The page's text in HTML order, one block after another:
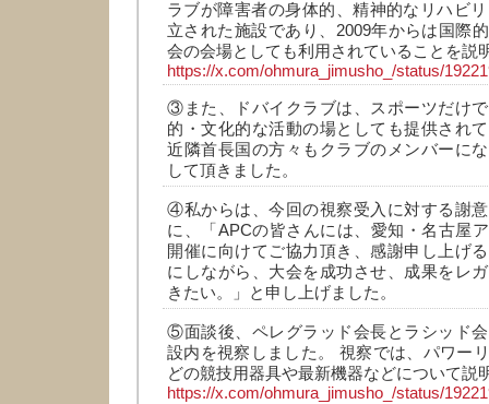
ラブが障害者の身体的、精神的なリハビ
立された施設であり、2009年からは国際
会の会場としても利用されていることを説
https://x.com/ohmura_jimusho_/status/
③また、ドバイクラブは、スポーツだけ
的・文化的な活動の場としても提供され
近隣首長国の方々もクラブのメンバーに
して頂きました。
④私からは、今回の視察受入に対する謝
に、「APCの皆さんには、愛知・名古屋
開催に向けてご協力頂き、感謝申し上げ
にしながら、大会を成功させ、成果をレ
きたい。」と申し上げました。
⑤面談後、ペレグラッド会長とラシッド
設内を視察しました。 視察では、パワー
どの競技用器具や最新機器などについて説
https://x.com/ohmura_jimusho_/status/